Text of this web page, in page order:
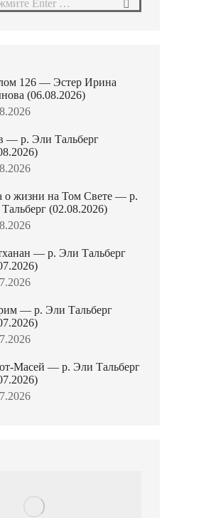
126 — Эстер Ирина
(06.08.2026)
— р. Эли Тальберг
о жизни на Том Свете — р.
(02.08.2026)
— р. Эли Тальберг
— р. Эли Тальберг
Масей — р. Эли Тальберг